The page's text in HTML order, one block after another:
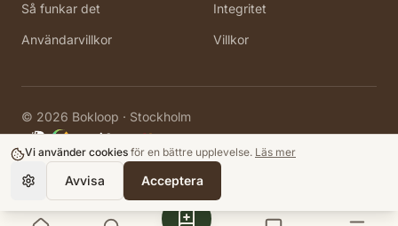
Så funkar det
Användarvillkor
Integritet
Villkor
© 2026 Bokloop · Stockholm
Vi använder cookies för en bättre upplevelse. Läs mer
Avvisa Acceptera